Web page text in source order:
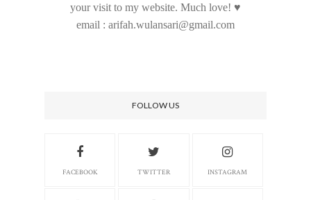
your visit to my website. Much love! ♥
email : arifah.wulansari@gmail.com
FOLLOW US
FACEBOOK TWITTER INSTAGRAM